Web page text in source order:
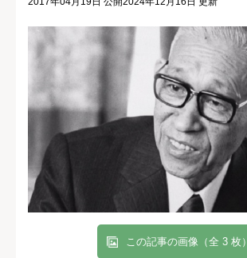
この記事の画像（全 3 枚）